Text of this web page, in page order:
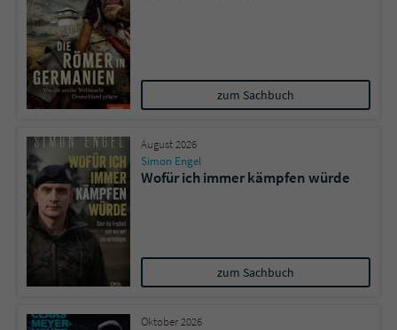
zum Sachbuch
August 2026
Simon Engel
Wofür ich immer kämpfen würde
zum Sachbuch
Oktober 2026